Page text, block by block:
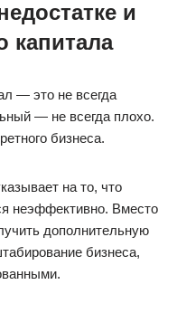
и
капитала
— это не всегда
— не всегда плохо.
бизнеса.
на то, что
неэффективно. Вместо
дополнительную
бизнеса,